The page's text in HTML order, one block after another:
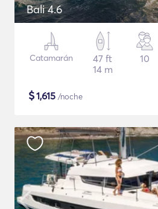
Bali 4.6
Catamarán
47 ft
14 m
10
$1,615 /noche